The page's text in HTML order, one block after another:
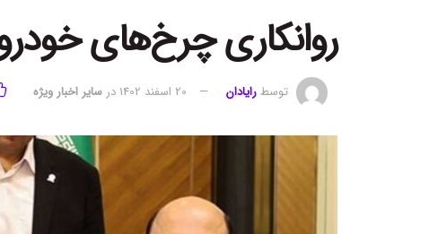
روانکاری چرخ‌های
توسطرایادان 20 اسفند 1402 در سایر اخبار ویژه